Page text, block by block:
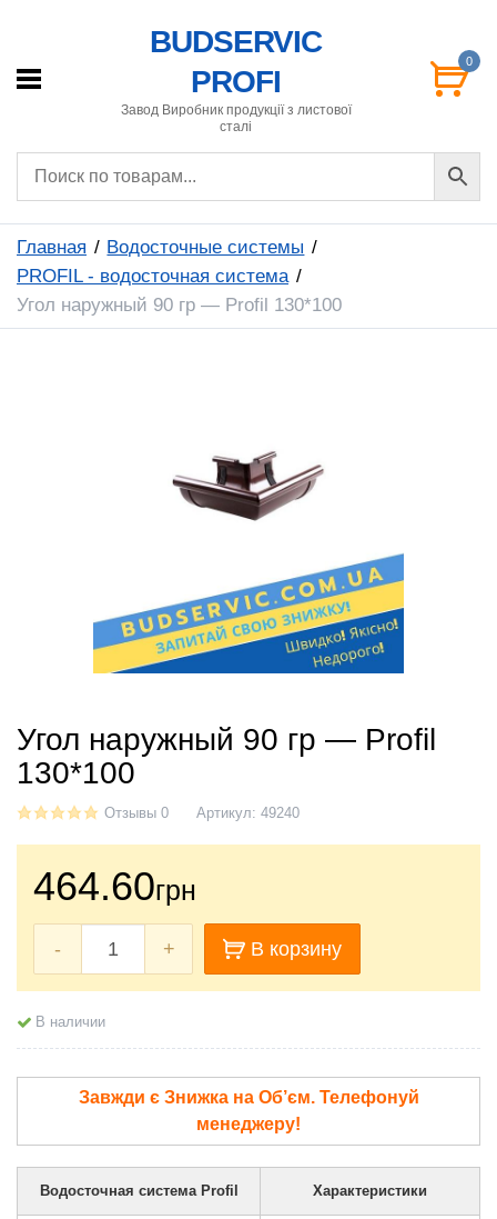
BUDSERVIC
PROFI
Завод Виробник продукції з листової
сталі
0
Главная
Водосточные системы
PROFIL - водосточная система
Угол наружный 90 гр — Profil 130*100
Угол наружный 90 гр — Profil
130*100
Отзывы 0 Артикул: 49240
464.60грн
- + В корзину
В наличии
Завжди є Знижка на Об’єм. Телефонуй
менеджеру!
Водосточная система Profil Характеристики